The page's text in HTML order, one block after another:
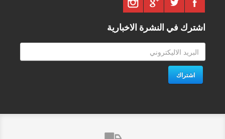
اشترك في النشرة الاخبارية
اشتراك